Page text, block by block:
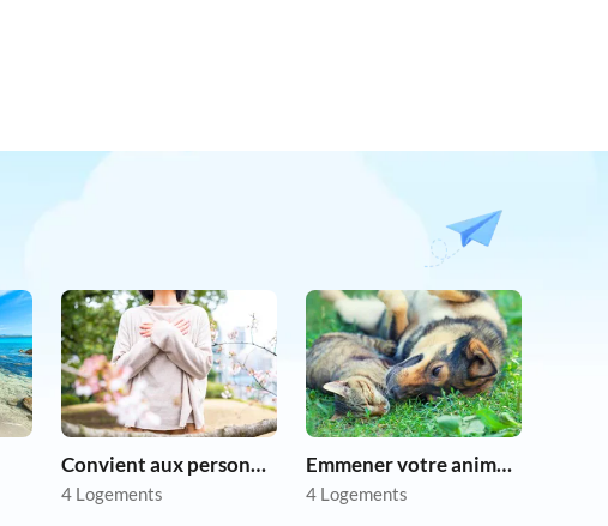
Convient aux personnes allergiques
4 Logements
Emmener votre animal en vacances
4 Logements